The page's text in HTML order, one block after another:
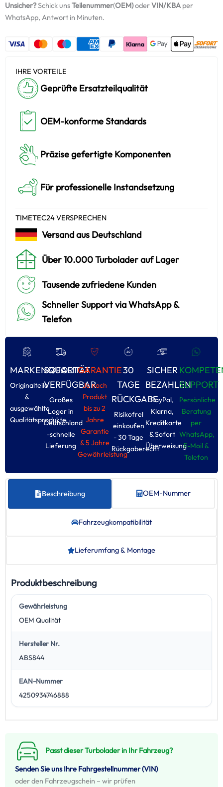
Menge
Unsicher?Schick unsTeilenummer(OEM)oderVIN/KBAper
WhatsApp, Antwort in Minuten.
IHRE VORTEILE
Geprüfte Ersatzteilqualität
OEM-konforme Standards
Präzise gefertigte Komponenten
Für professionelle Instandsetzung
TIMETEC24 VERSPRECHEN
Versand aus Deutschland
Über 10.000 Turbolader auf Lager
Tausende zufriedene Kunden
Schneller Support via WhatsApp &
Telefon
MARKENQUALITÄT
Originalteile
&
ausgewählte
Qualitätsprodukte
SOFORT
VERFÜGBAR
Großes
Loger in
Deutschland
-schnelle
Lieferung
GARANTIE
Je nach
Produkt
bis zu 2
Jahre
Garantie
& 5 Jahre
Gewährleistung
30
TAGE
RÜCKGABE
Risikofrel
einkoufen
- 30 Tage
Rückgaberecht
SICHER
BEZAHLEN
PayPal,
Klarna,
Kreditkarte
& Sofort
Überweisung
SUPPORT
Persönliche
Beratung
per
WhatsApp,
E-Moil &
Tolefon
Beschreibung OEM-Nummer
Fahrzeug­kompatibilität
Lieferumfang & Montage
Produktbeschreibung
Gewährleistung
OEM Qualität
Hersteller Nr.
ABS844
EAN-Nummer
4250934746888
Passt dieser Turbolader in Ihr Fahrzeug?
Senden Sie uns Ihre Fahrgestellnummer (VIN)
oder den Fahrzeugschein – wir prüfen